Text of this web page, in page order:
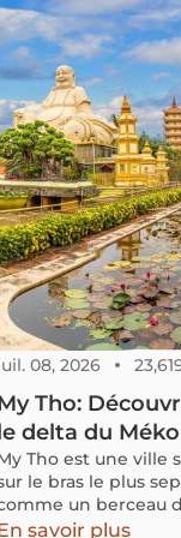
08, 2026
Tho:
delta du
Tho est une ville
le bras le plus
un berceau
savoir plus